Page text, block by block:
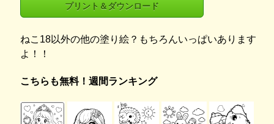
プリント＆ダウンロード
ねこ18以外の他の塗り絵？もちろんいっぱいあります
よ！！
こちらも無料！週間ランキング